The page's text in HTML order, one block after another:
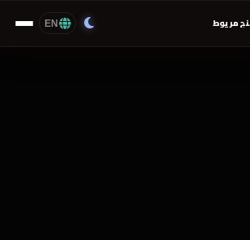
مريوط EN